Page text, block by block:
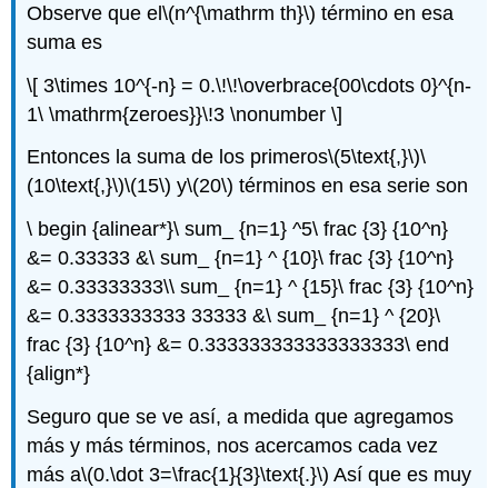
Observe que el\(n^{\mathrm th}\) término en esa
suma es
\[ 3\times 10^{-n} = 0.\!\!\overbrace{00\cdots 0}^{n-
1\ \mathrm{zeroes}}\!3 \nonumber \]
Entonces la suma de los primeros\(5\text{,}\)\
(10\text{,}\)\(15\) y\(20\) términos en esa serie son
\ begin {alinear*}\ sum_ {n=1} ^5\ frac {3} {10^n}
&= 0.33333 &\ sum_ {n=1} ^ {10}\ frac {3} {10^n}
&= 0.33333333\\ sum_ {n=1} ^ {15}\ frac {3} {10^n}
&= 0.3333333333 33333 &\ sum_ {n=1} ^ {20}\
frac {3} {10^n} &= 0.333333333333333333\ end
{align*}
Seguro que se ve así, a medida que agregamos
más y más términos, nos acercamos cada vez
más a\(0.\dot 3=\frac{1}{3}\text{.}\) Así que es muy